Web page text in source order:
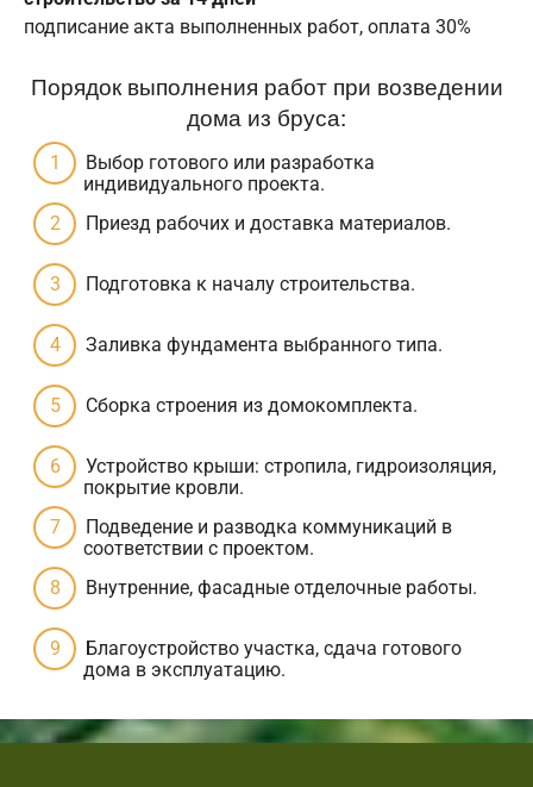
подписание акта выполненных работ, оплата 30%
Порядок выполнения работ при возведении
дома из бруса:
Выбор готового или разработка
индивидуального проекта.
Приезд рабочих и доставка материалов.
Подготовка к началу строительства.
Заливка фундамента выбранного типа.
Сборка строения из домокомплекта.
Устройство крыши: стропила, гидроизоляция,
покрытие кровли.
Подведение и разводка коммуникаций в
соответствии с проектом.
Внутренние, фасадные отделочные работы.
Благоустройство участка, сдача готового
дома в эксплуатацию.